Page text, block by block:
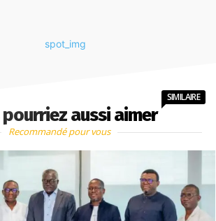
pourriez aussi aimer
SIMILAIRE
Recommandé pour vous